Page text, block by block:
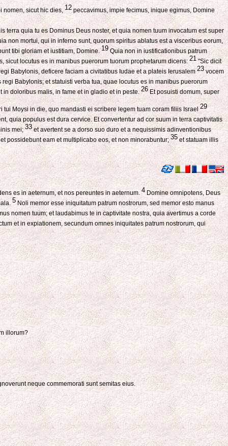
nomen, sicut hic dies, 12peccavimus, impie fecimus, inique egimus, Domine
terra quia tu es Dominus Deus noster, et quia nomen tuum invocatum est super
non mortui, qui in inferno sunt, quorum spiritus ablatus est a visceribus eorum,
tibi gloriam et iustitiam, Domine.19 Quia non in iustificationibus patrum
locutus es in manibus puerorum tuorum prophetarum dicens: 21 "Sic dicit
Babylonis, deficere faciam a civitatibus Iudae et a plateis Ierusalem23 vocem
Babylonis; et statuisti verba tua, quae locutus es in manibus puerorum
doloribus malis, in fame et in gladio et in peste.26 Et posuisti domum, super
tui Moysi in die, quo mandasti ei scribere legem tuam coram filiis Israel29
quia populus est dura cervice. Et convertentur ad cor suum in terra captivitatis
mei;33 et avertent se a dorso suo duro et a nequissimis adinventionibus
possidebunt eam et multiplicabo eos, et non minorabuntur;35 et statuam illis
es in aeternum, et nos pereuntes in aeternum.4Domine omnipotens, Deus
5Noli memor esse iniquitatum patrum nostrorum, sed memor esto manus
nomen tuum; et laudabimus te in captivitate nostra, quia avertimus a corde
et in expiationem, secundum omnes iniquitates patrum nostrorum, qui
illorum?
neque commemorati sunt semitas eius.